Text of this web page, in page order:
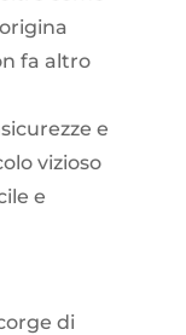
fa altro
e
vizioso
e
di